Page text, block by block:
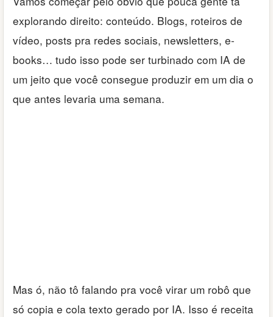
explorando direito: conteúdo. Blogs, roteiros de
vídeo, posts pra redes sociais, newsletters, e-
books… tudo isso pode ser turbinado com IA de
um jeito que você consegue produzir em um dia o
que antes levaria uma semana.
Mas ó, não tô falando pra você virar um robô que
só copia e cola texto gerado por IA. Isso é receita